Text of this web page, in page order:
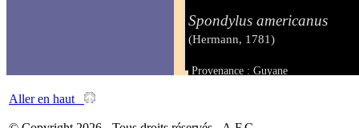
Spondylus americanus
(Hermann, 1781)
Provenance : Guyane
Aller en haut